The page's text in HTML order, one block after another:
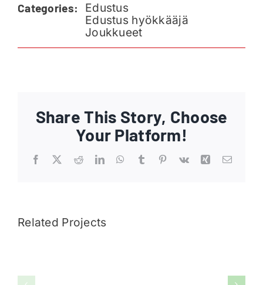
Ajankohtaista
Categories:
Edustus
Edustus hyökkääjä
Joukkueet
Share This Story, Choose
Your Platform!
Facebook RedditLinkedInWhatsApp
Tumblr Pinterest
Vk XingEmail
Related Projects